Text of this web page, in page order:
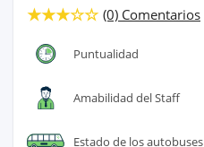
(0) Comentarios
Puntualidad
Amabilidad del Staff
Estado de los autobuses